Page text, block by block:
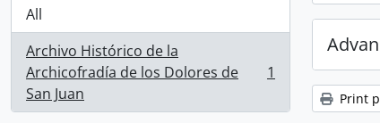
All
Archivo Histórico de la
Archicofradía de los Dolores de
San Juan
, 1 results 1
Print